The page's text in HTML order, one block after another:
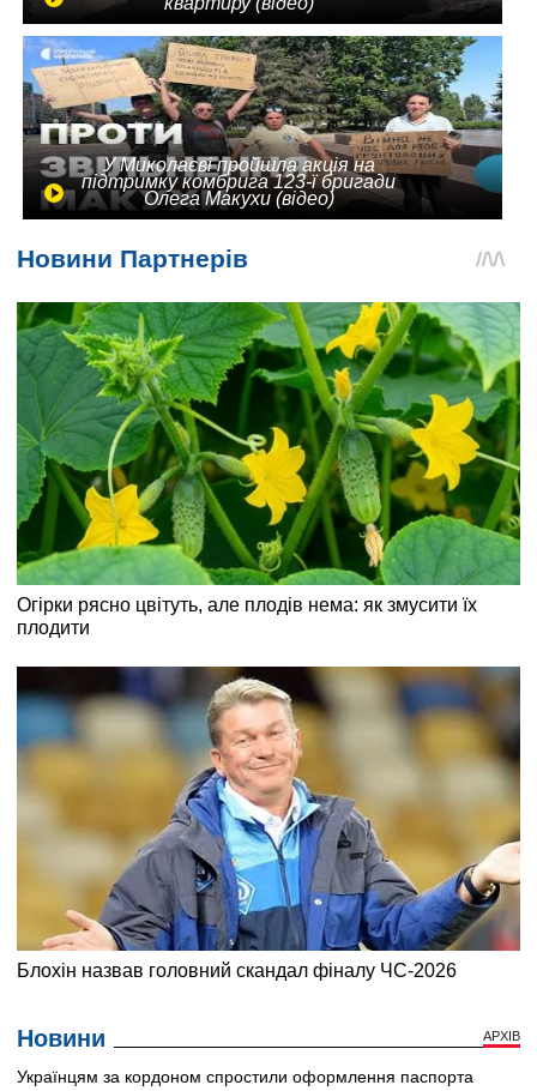
У Миколаєві пройшла акція на
підтримку комбрига 123-ї бригади
Олега Макухи (відео)
Новини АРХІВ
Українцям за кордоном спростили оформлення паспорта